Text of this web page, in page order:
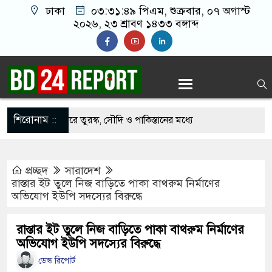
ঢাকা ০৩:৩১:৫০ পিএম, শুক্রবার, ০৭ অগাস্ট
২০২৬, ২৩ শ্রাবণ ১৪৩৩ বঙ্গাব্দ
শিরোনাম ::
জোরদারে তুরস্ক, সৌদি ও পাকিস্তানের মধ্যে
পথসভা থেকে উদ্ধার অস্ত্রটি খেলনা পিস্তল
বাংলাদেশের হাতে তুলে দিবে ভারত, প্রত্যাশা
ড. ইউনূসকে প্রস্তাব দেয়নি বিএনপি, আলোচনায় মির্জা
প্রচ্ছদ
সারাদেশ
রাস্তার ইট তুলে নিজ বাড়িতে পাকা বাথরুম নির্মাণের
অভিযোগ ইউপি সদস্যের বিরুদ্ধে
রাস্তার ইট তুলে নিজ বাড়িতে পাকা বাথরুম নির্মাণের
অভিযোগ ইউপি সদস্যের বিরুদ্ধে
ডেস্ক রিপোর্ট